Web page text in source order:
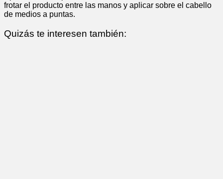
frotar el producto entre las manos y aplicar sobre el cabello
de medios a puntas.
Quizás te interesen también: